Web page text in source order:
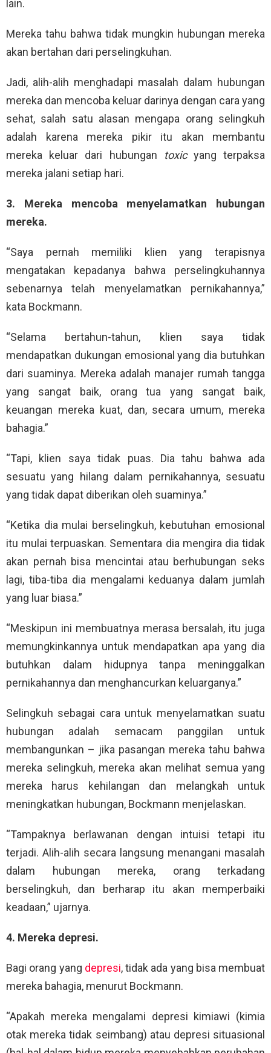
lain.
Mereka tahu bahwa tidak mungkin hubungan mereka
akan bertahan dari perselingkuhan.
Jadi, alih-alih menghadapi masalah dalam hubungan
mereka dan mencoba keluar darinya dengan cara yang
sehat, salah satu alasan mengapa orang selingkuh
adalah karena mereka pikir itu akan membantu
mereka keluar dari hubungan
toxicyang terpaksa
mereka jalani setiap hari.
3. Mereka mencoba menyelamatkan hubungan
mereka.
“Saya pernah memiliki klien yang terapisnya
mengatakan kepadanya bahwa perselingkuhannya
sebenarnya telah menyelamatkan pernikahannya,”
kata Bockmann.
“Selama bertahun-tahun, klien saya tidak
mendapatkan dukungan emosional yang dia butuhkan
dari suaminya. Mereka adalah manajer rumah tangga
yang sangat baik, orang tua yang sangat baik,
keuangan mereka kuat, dan, secara umum, mereka
bahagia.”
“Tapi, klien saya tidak puas. Dia tahu bahwa ada
sesuatu yang hilang dalam pernikahannya, sesuatu
yang tidak dapat diberikan oleh suaminya.”
“Ketika dia mulai berselingkuh, kebutuhan emosional
itu mulai terpuaskan. Sementara dia mengira dia tidak
akan pernah bisa mencintai atau berhubungan seks
lagi, tiba-tiba dia mengalami keduanya dalam jumlah
yang luar biasa.”
“Meskipun ini membuatnya merasa bersalah, itu juga
memungkinkannya untuk mendapatkan apa yang dia
butuhkan dalam hidupnya tanpa meninggalkan
pernikahannya dan menghancurkan keluarganya.”
Selingkuh sebagai cara untuk menyelamatkan suatu
hubungan adalah semacam panggilan untuk
membangunkan – jika pasangan mereka tahu bahwa
mereka selingkuh, mereka akan melihat semua yang
mereka harus kehilangan dan melangkah untuk
meningkatkan hubungan, Bockmann menjelaskan.
“Tampaknya berlawanan dengan intuisi tetapi itu
terjadi. Alih-alih secara langsung menangani masalah
dalam hubungan mereka, orang terkadang
berselingkuh, dan berharap itu akan memperbaiki
keadaan,” ujarnya.
4. Mereka depresi.
Bagi orang yang depresi, tidak ada yang bisa membuat
mereka bahagia, menurut Bockmann.
“Apakah mereka mengalami depresi kimiawi (kimia
otak mereka tidak seimbang) atau depresi situasional